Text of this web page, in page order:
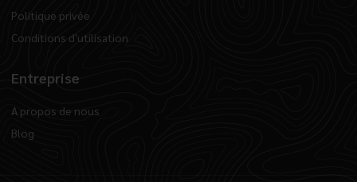
Politique privée
Conditions d'utilisation
Entreprise
A propos de nous
Blog